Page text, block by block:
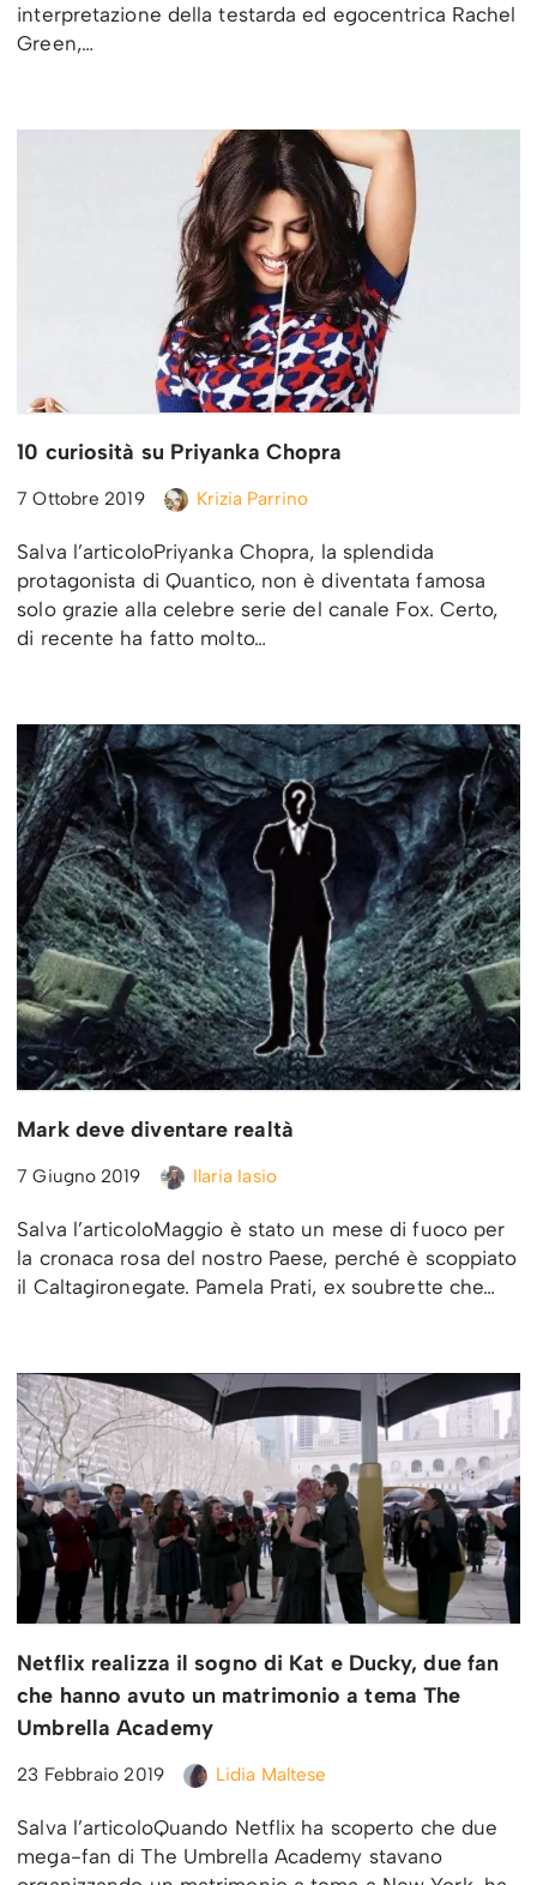
interpretazione della testarda ed egocentrica Rachel
Green,…
10 curiosità su Priyanka Chopra
7 Ottobre 2019 Krizia Parrino
Salva l’articoloPriyanka Chopra, la splendida
protagonista di Quantico, non è diventata famosa
solo grazie alla celebre serie del canale Fox. Certo,
di recente ha fatto molto…
Mark deve diventare realtà
7 Giugno 2019 Ilaria Iasio
Salva l’articoloMaggio è stato un mese di fuoco per
la cronaca rosa del nostro Paese, perché è scoppiato
il Caltagironegate. Pamela Prati, ex soubrette che…
Netflix realizza il sogno di Kat e Ducky, due fan
che hanno avuto un matrimonio a tema The
Umbrella Academy
23 Febbraio 2019 Lidia Maltese
Salva l’articoloQuando Netflix ha scoperto che due
mega-fan di The Umbrella Academy stavano